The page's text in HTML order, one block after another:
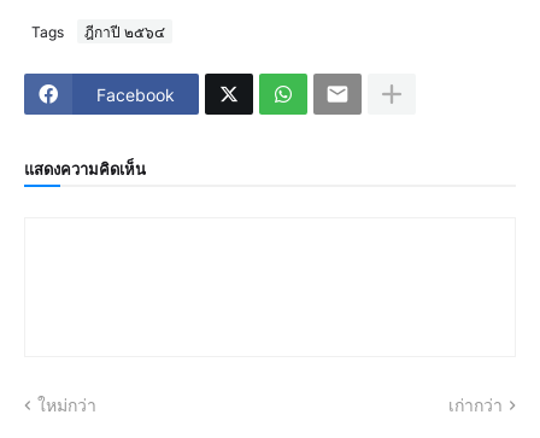
Tags ฎีกาปี ๒๕๖๔
Facebook
แสดงความคิดเห็น
ใหม่กว่า เก่ากว่า